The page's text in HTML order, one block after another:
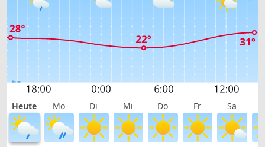
Heute Mo Di Mi Do Fr Sa